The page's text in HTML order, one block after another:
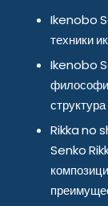
Ikenobo
техники
Ikenobo
Rikka no
Senko